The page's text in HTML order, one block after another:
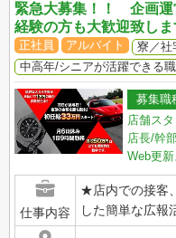
緊急大募集！！ 企画運
経験の方も大歓迎致しま
正社員 アルバイト 寮／社
中高年/シニアが活躍できる
募集職
店舗ス
店長/幹
Web更
仕事内容
★店内での接客
した簡単な広報